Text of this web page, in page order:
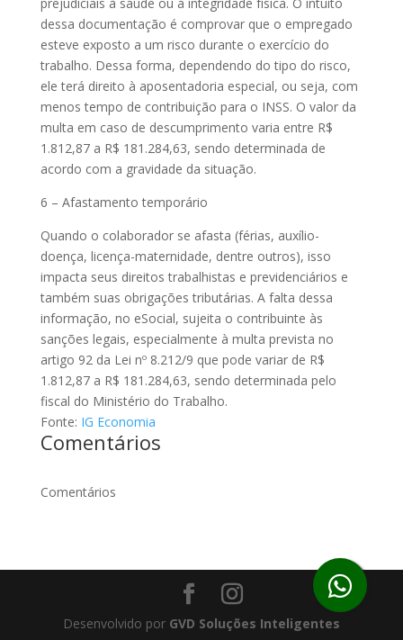
dessa documentação é comprovar que o empregado
esteve exposto a um risco durante o exercício do
trabalho. Dessa forma, dependendo do tipo do risco,
ele terá direito à aposentadoria especial, ou seja, com
menos tempo de contribuição para o INSS. O valor da
multa em caso de descumprimento varia entre R$
1.812,87 a R$ 181.284,63, sendo determinada de
acordo com a gravidade da situação.
6 – Afastamento temporário
Quando o colaborador se afasta (férias, auxílio-
doença, licença-maternidade, dentre outros), isso
impacta seus direitos trabalhistas e previdenciários e
também suas obrigações tributárias. A falta dessa
informação, no eSocial, sujeita o contribuinte às
sanções legais, especialmente à multa prevista no
artigo 92 da Lei nº 8.212/9 que pode variar de R$
1.812,87 a R$ 181.284,63, sendo determinada pelo
fiscal do Ministério do Trabalho.
Fonte: IG Economia
Comentários
Comentários
Desenvolvido por GVD Soluções Inteligentes